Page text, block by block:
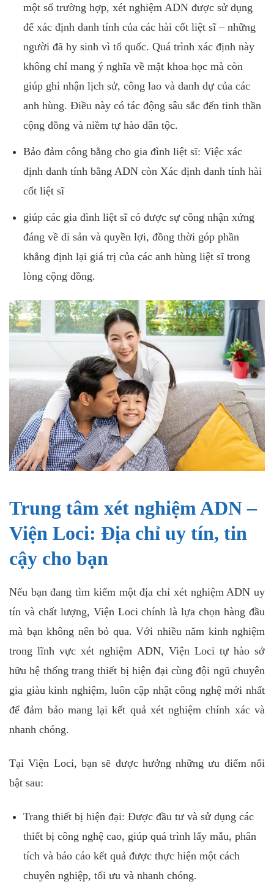
một số trường hợp, xét nghiệm ADN được sử dụng
để xác định danh tính của các hài cốt liệt sĩ – những
người đã hy sinh vì tổ quốc. Quá trình xác định này
không chỉ mang ý nghĩa về mặt khoa học mà còn
giúp ghi nhận lịch sử, công lao và danh dự của các
anh hùng. Điều này có tác động sâu sắc đến tinh thần
cộng đồng và niềm tự hào dân tộc.
Bảo đảm công bằng cho gia đình liệt sĩ: Việc xác
định danh tính bằng ADN còn Xác định danh tính hài
cốt liệt sĩ
giúp các gia đình liệt sĩ có được sự công nhận xứng
đáng về di sản và quyền lợi, đồng thời góp phần
khẳng định lại giá trị của các anh hùng liệt sĩ trong
lòng cộng đồng.
Trung tâm xét nghiệm ADN –
Viện Loci: Địa chỉ uy tín, tin
cậy cho bạn
Nếu bạn đang tìm kiếm một địa chỉ xét nghiệm ADN uy
tín và chất lượng, Viện Loci chính là lựa chọn hàng đầu
mà bạn không nên bỏ qua. Với nhiều năm kinh nghiệm
trong lĩnh vực xét nghiệm ADN, Viện Loci tự hào sở
hữu hệ thống trang thiết bị hiện đại cùng đội ngũ chuyên
gia giàu kinh nghiệm, luôn cập nhật công nghệ mới nhất
để đảm bảo mang lại kết quả xét nghiệm chính xác và
nhanh chóng.
Tại Viện Loci, bạn sẽ được hưởng những ưu điểm nổi
bật sau:
Trang thiết bị hiện đại: Được đầu tư và sử dụng các
thiết bị công nghệ cao, giúp quá trình lấy mẫu, phân
tích và báo cáo kết quả được thực hiện một cách
chuyên nghiệp, tối ưu và nhanh chóng.